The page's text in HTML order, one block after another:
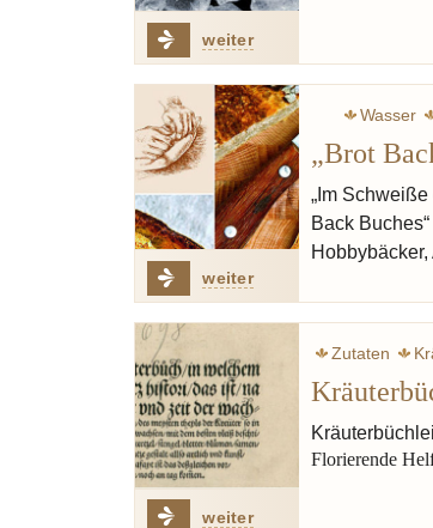
weiter
weiter
Wasser
„Brot
„Im
Back
weiter
Zutaten
Florierende